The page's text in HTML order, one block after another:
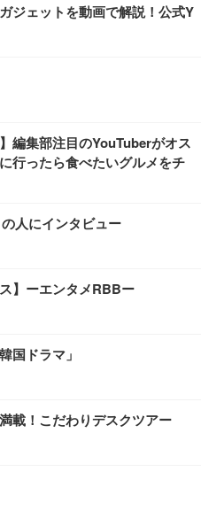
ジェットを動画で解説！公式Y
編集部注目のYouTuberがオス
行ったら食べたいグルメをチ
人にインタビュー
】ーエンタメRBBー
国ドラマ」
載！こだわりデスクツアー